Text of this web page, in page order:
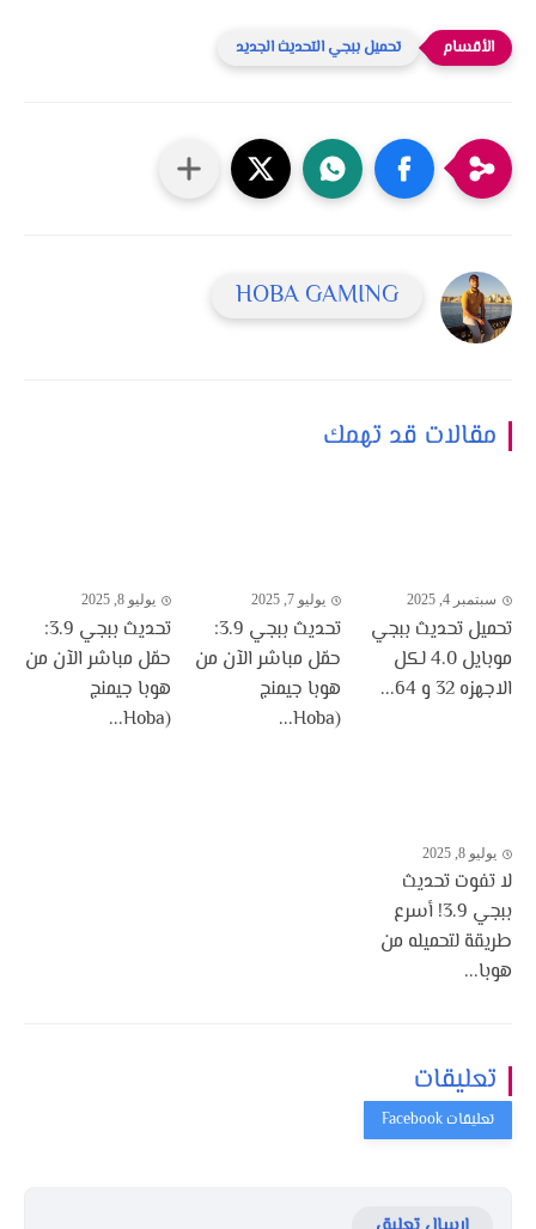
تحميل ببجي التحديث الجديد
HOBA GAMING
مقالات قد تهمك
سبتمبر 4, 2025
تحميل تحديث ببجي
موبايل 4.0 لكل
الاجهزه 32 و 64...
يوليو 7, 2025
تحديث ببجي 3.9:
حمّل مباشر الآن من
هوبا جيمنج
(Hoba...
يوليو 8, 2025
تحديث ببجي 3.9:
حمّل مباشر الآن من
هوبا جيمنج
(Hoba...
يوليو 8, 2025
لا تفوت تحديث
ببجي 3.9! أسرع
طريقة لتحميله من
هوبا...
تعليقات